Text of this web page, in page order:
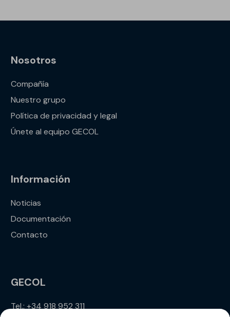
Nosotros
Compañía
Nuestro grupo
Política de privacidad y legal
Únete al equipo GECOL
Información
Noticias
Documentación
Contacto
GECOL
Tel.: +34 918 952 311